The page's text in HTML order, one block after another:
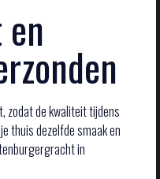
zodat de kwaliteit tijdens
thuis dezelfde smaak en
in